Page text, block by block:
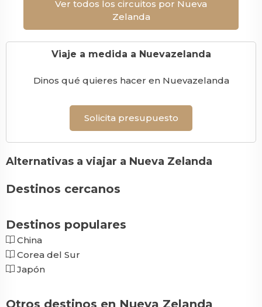
Ver todos los circuitos por Nueva
Zelanda
Viaje a medida a Nuevazelanda
Dinos qué quieres hacer en Nuevazelanda
Solicita presupuesto
Alternativas a viajar a Nueva Zelanda
Destinos cercanos
Destinos populares
China
Corea del Sur
Japón
Otros destinos en Nueva Zelanda